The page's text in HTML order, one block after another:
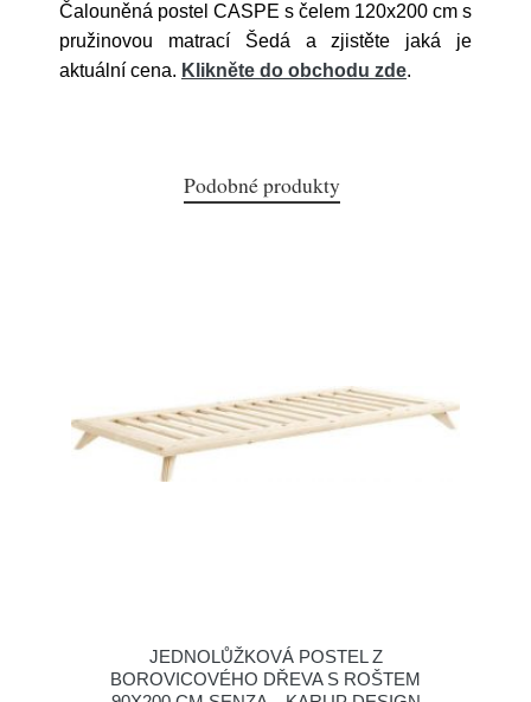
Čalouněná postel CASPE s čelem 120x200 cm s
pružinovou matrací Šedá a zjistěte jaká je
aktuální cena. Klikněte do obchodu zde.
Podobné produkty
JEDNOLŮŽKOVÁ POSTEL Z
BOROVICOVÉHO DŘEVA S ROŠTEM